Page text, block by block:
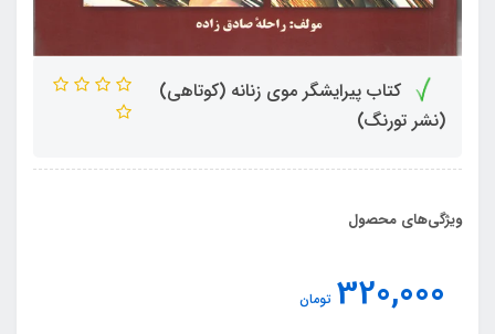
کتاب پیرایشگر موی زنانه (کوتاهی)
(نشر تورنگ)
ویژگی‌های محصول
320,000 تومان